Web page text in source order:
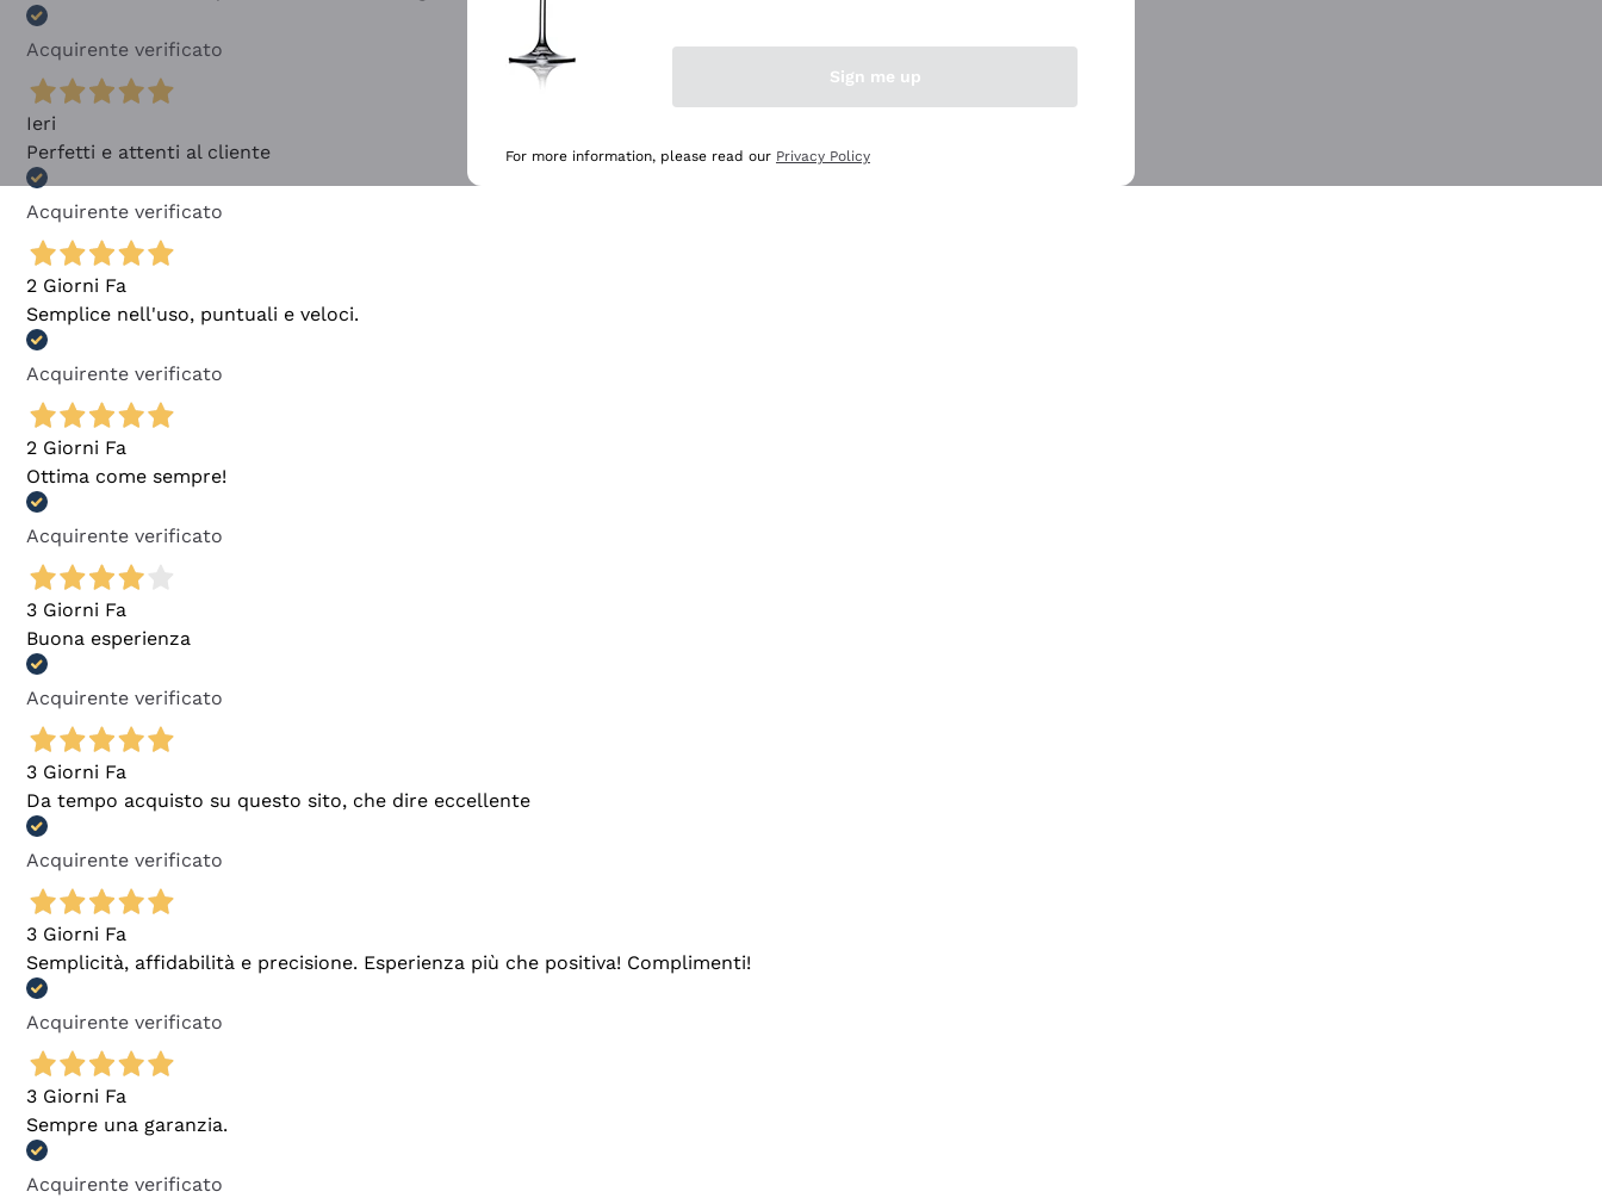
Acquirente verificato
Ieri
Perfetti e attenti al cliente
Acquirente verificato
2 Giorni Fa
Semplice nell'uso, puntuali e veloci.
Acquirente verificato
2 Giorni Fa
Ottima come sempre!
Acquirente verificato
3 Giorni Fa
Buona esperienza
Acquirente verificato
3 Giorni Fa
Da tempo acquisto su questo sito, che dire eccellente
Acquirente verificato
3 Giorni Fa
Semplicità, affidabilità e precisione. Esperienza più che positiva! Complimenti!
Acquirente verificato
3 Giorni Fa
Sempre una garanzia.
Acquirente verificato
Sign me up
For more information, please read our Privacy Policy